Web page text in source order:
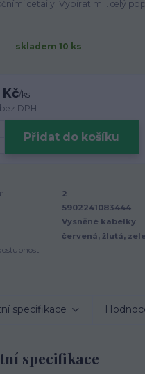
detaily. Vybírat m... celý
skladem 10 ks
/ks
bez DPH
Přidat do košíku
2
5902241083444
Vysněné kabelky
červená, žlutá,
specifikace
specifikace